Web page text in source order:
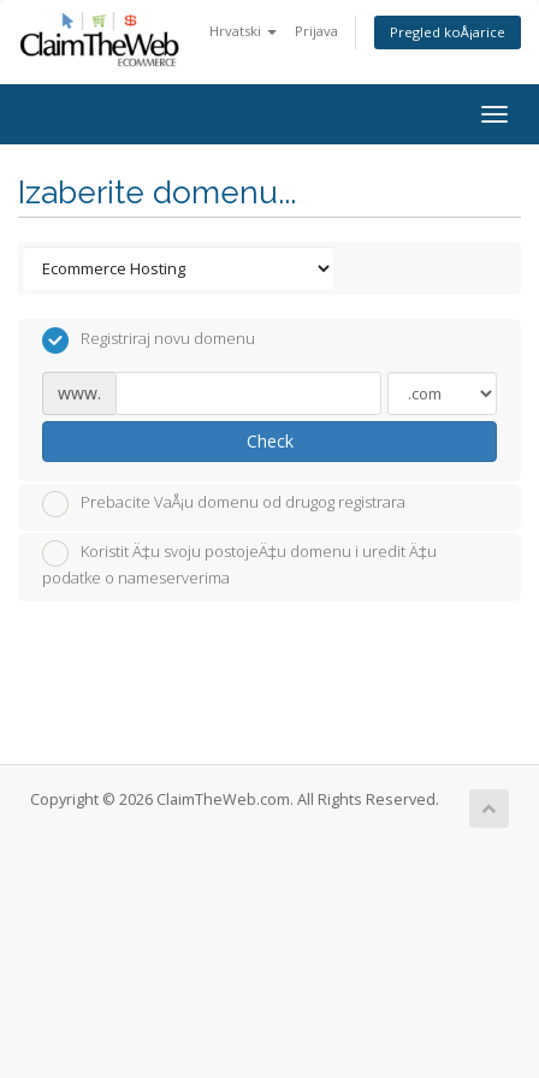
Hrvatski Prijava Pregled koÅ¡arice
Izaberite domenu...
Registriraj novu domenu
www.
Check
Prebacite VaÅ¡u domenu od drugog registrara
Koristit Ä‡u svoju postojeÄ‡u domenu i uredit Ä‡u
podatke o nameserverima
Copyright © 2026 ClaimTheWeb.com. All Rights Reserved.